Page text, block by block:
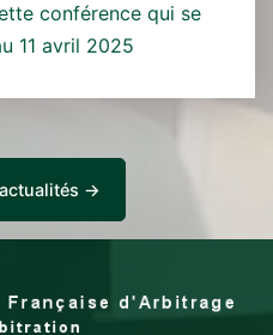
conférence qui se
11 avril 2025
→